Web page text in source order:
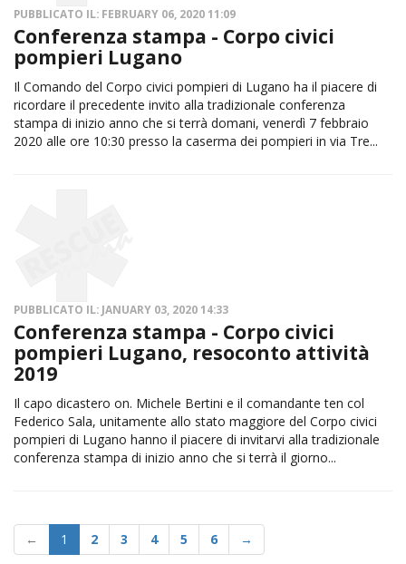
PUBBLICATO IL: FEBRUARY 06, 2020 11:09
Conferenza stampa - Corpo civici
pompieri Lugano
Il Comando del Corpo civici pompieri di Lugano ha il piacere di
ricordare il precedente invito alla tradizionale conferenza
stampa di inizio anno che si terrà domani, venerdì 7 febbraio
2020 alle ore 10:30 presso la caserma dei pompieri in via Tre...
PUBBLICATO IL: JANUARY 03, 2020 14:33
Conferenza stampa - Corpo civici
pompieri Lugano, resoconto attività
2019
Il capo dicastero on. Michele Bertini e il comandante ten col
Federico Sala, unitamente allo stato maggiore del Corpo civici
pompieri di Lugano hanno il piacere di invitarvi alla tradizionale
conferenza stampa di inizio anno che si terrà il giorno...
← 1 2 3 4 5 6 →